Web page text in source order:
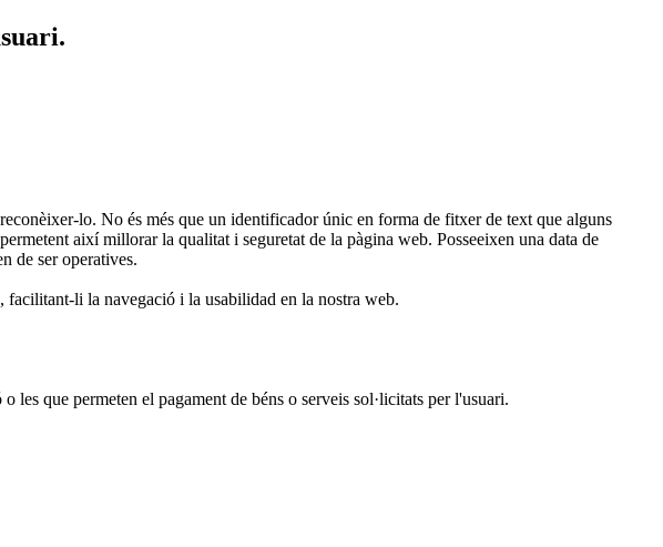
lo. No és més que un identificador únic en forma de fitxer de text que alguns
així millorar la qualitat i seguretat de la pàgina web. Posseeixen una data de
de ser operatives.
facilitant-li la navegació i la usabilidad en la nostra web.
les que permeten el pagament de béns o serveis sol·licitats per l'usuari.